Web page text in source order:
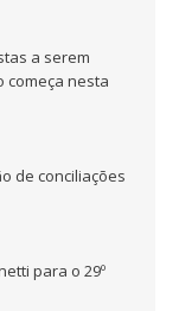
a serem
começa nesta
de conciliações
para o 29º